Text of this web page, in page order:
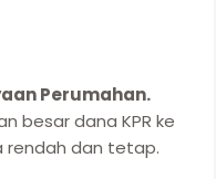
Perumahan.
besar dana KPR ke
rendah dan tetap.